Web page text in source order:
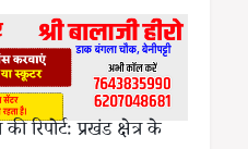
रिपोर्टः प्रखंड क्षेत्र के